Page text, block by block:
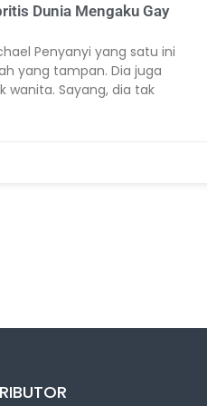
Dunia Mengaku Gay
Penyanyi yang satu ini
yang tampan. Dia juga
wanita. Sayang, dia tak